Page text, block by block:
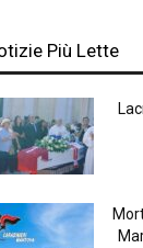
Più Lette